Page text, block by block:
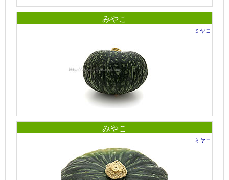
みやこ
ミヤコ
みやこ
ミヤコ